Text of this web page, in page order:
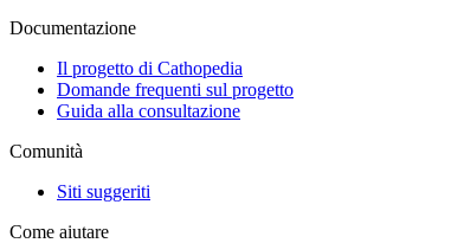
Documentazione
Il progetto di Cathopedia
Domande frequenti sul progetto
Guida alla consultazione
Comunità
Siti suggeriti
Come aiutare